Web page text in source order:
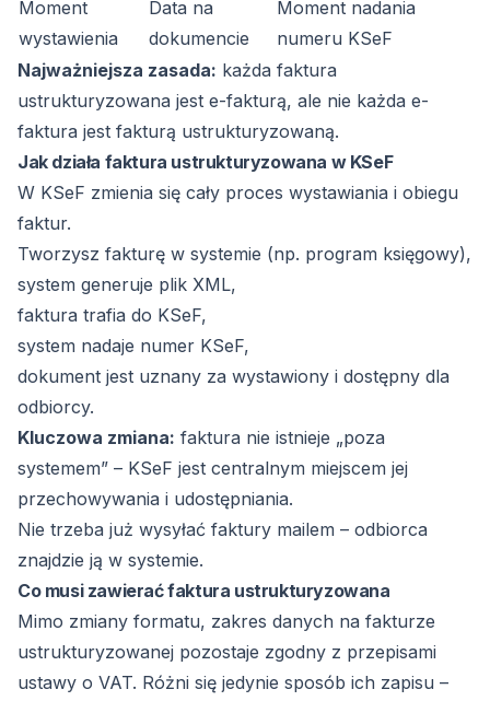
Moment
wystawienia
Data na
dokumencie
Moment nadania
numeru KSeF
Najważniejsza zasada: każda faktura
ustrukturyzowana jest e-fakturą, ale nie każda e-
faktura jest fakturą ustrukturyzowaną.
Jak działa faktura ustrukturyzowana w KSeF
W KSeF zmienia się cały proces wystawiania i obiegu
faktur.
Tworzysz fakturę w systemie (np. program księgowy),
system generuje plik XML,
faktura trafia do KSeF,
system nadaje numer KSeF,
dokument jest uznany za wystawiony i dostępny dla
odbiorcy.
Kluczowa zmiana: faktura nie istnieje „poza
systemem” – KSeF jest centralnym miejscem jej
przechowywania i udostępniania.
Nie trzeba już wysyłać faktury mailem – odbiorca
znajdzie ją w systemie.
Co musi zawierać faktura ustrukturyzowana
Mimo zmiany formatu, zakres danych na fakturze
ustrukturyzowanej pozostaje zgodny z przepisami
ustawy o VAT. Różni się jedynie sposób ich zapisu –